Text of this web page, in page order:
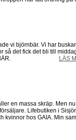
vi björnbär. Vi har
så det fick det bli till
hittar ni HÄR.
LÄS
en massa skräp. Men
Lifebutiken i
kvinnor hos GAIA. Min